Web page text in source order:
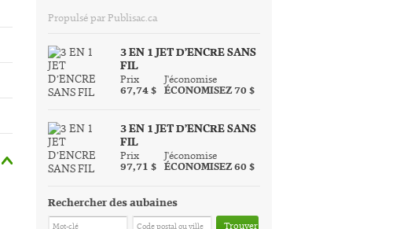
Propulsé par Publisac.ca
3 EN 1 JET D’ENCRE SANS
FIL
Prix
67,74 $
J'économise
ÉCONOMISEZ 70 $
3 EN 1 JET D’ENCRE SANS
FIL
Prix
97,71 $
J'économise
ÉCONOMISEZ 60 $
Rechercher des aubaines
Trouver